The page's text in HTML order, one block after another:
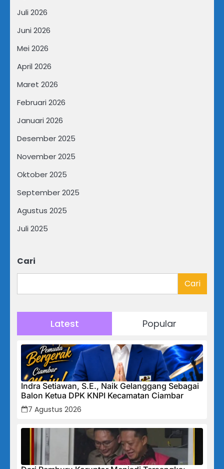
Juli 2026
Juni 2026
Mei 2026
April 2026
Maret 2026
Februari 2026
Januari 2026
Desember 2025
November 2025
Oktober 2025
September 2025
Agustus 2025
Juli 2025
Cari
Cari
Latest Popular
Indra Setiawan, S.E., Naik Gelanggang Sebagai
Balon Ketua DPK KNPI Kecamatan Ciambar
7 Agustus 2026